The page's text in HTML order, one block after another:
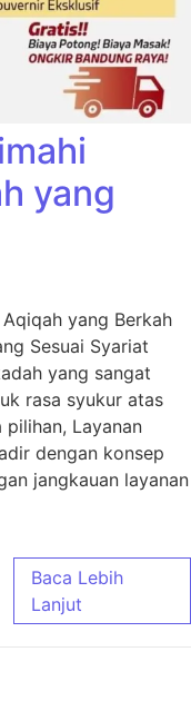
yang
yang Berkah
Sesuai Syariat
yang sangat
rasa syukur atas
Layanan
dengan konsep
jangkauan layanan
untuk Acara
Baca Lebih
Lanjut